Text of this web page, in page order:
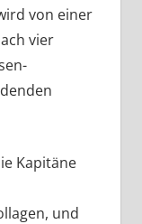
von einer
vier
Kapitäne
und